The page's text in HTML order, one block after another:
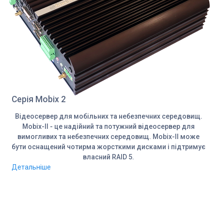
Серія Mobix 2
Відеосервер для мобільних та небезпечних середовищ.
Mobix-II - це надійний та потужний відеосервер для
вимогливих та небезпечних середовищ. Mobix-II може
бути оснащений чотирма жорсткими дисками і підтримує
власний RAID 5.
Детальніше